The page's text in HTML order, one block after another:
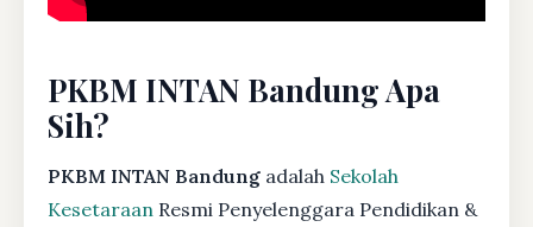
PKBM INTAN Bandung Apa
Sih?
PKBM INTAN Bandung adalah Sekolah
Kesetaraan Resmi Penyelenggara Pendidikan &